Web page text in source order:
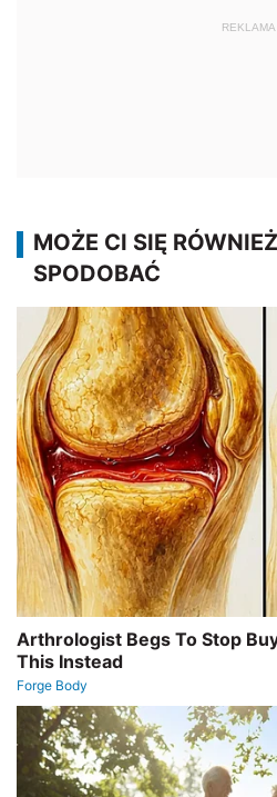
REKLAMA